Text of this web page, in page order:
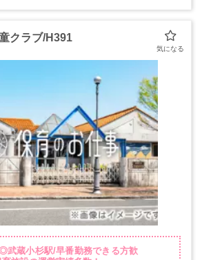
クラブ/H391
蔵小杉駅/早番勤務できる方歓